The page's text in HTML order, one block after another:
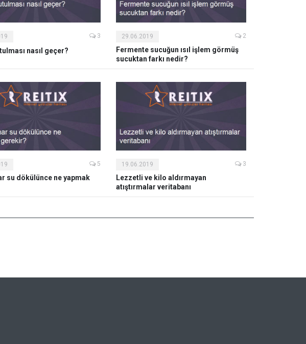
3
nasıl geçer?
29.06.2019 2
Fermente sucuğun ısıl işlem görmüş
sucuktan farkı nedir?
5
su dökülünce ne yapmak
19.06.2019 3
Lezzetli ve kilo aldırmayan
atıştırmalar veritabanı